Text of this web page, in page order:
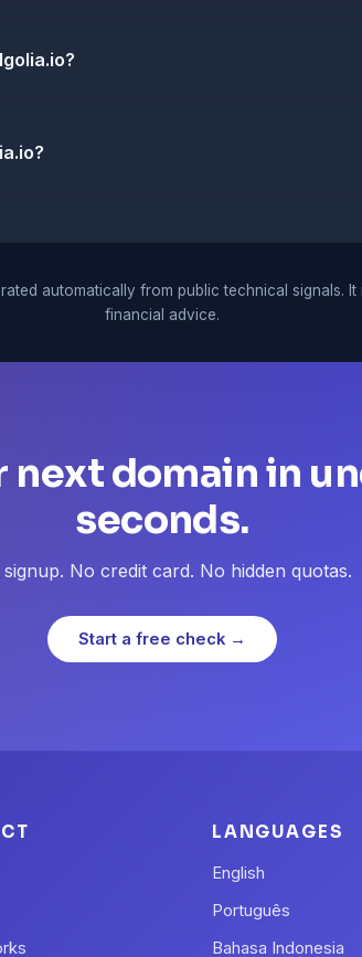
automatically from public technical signals.
financial advice.
next domain in
seconds.
No credit card. No hidden quotas.
Start a free check →
LANGUAGES
English
Português
Bahasa Indonesia